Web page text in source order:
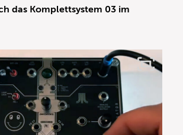
das Komplettsystem 03 im